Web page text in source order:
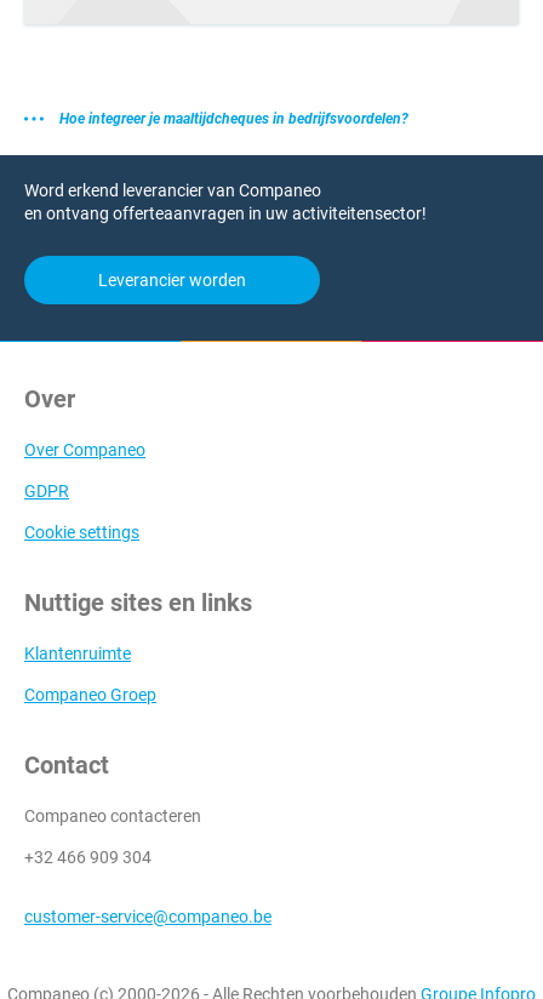
Hoe integreer je maaltijdcheques in bedrijfsvoordelen?
Word erkend leverancier van Companeo
en ontvang offerteaanvragen in uw activiteitensector!
Leverancier worden
Over
Over Companeo
GDPR
Cookie settings
Nuttige sites en links
Klantenruimte
Companeo Groep
Contact
Companeo contacteren
+32 466 909 304
customer-service@companeo.be
Companeo (c) 2000-2026 - Alle Rechten voorbehouden Groupe Infopro